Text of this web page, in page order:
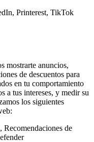
Printerest, TikTok
mostrarte anuncios,
de descuentos para
en tu comportamiento
a tus intereses, y medir su
los siguientes
de